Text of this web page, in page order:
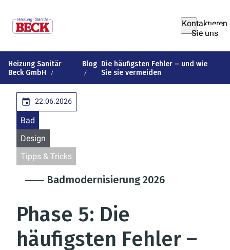
Kontaktieren
Sie uns
Heizung Sanitär
Beck GmbH
Blog Die häufigsten Fehler – und wie
Sie sie vermeiden
22.06.2026
Bad
Design
Tipps & Tricks
⸺ Badmodernisierung 2026
Phase 5: Die
häufigsten Fehler –